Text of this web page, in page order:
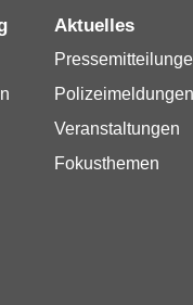
Aktuelles
Polizeimeldungen
Veranstaltungen
Fokusthemen